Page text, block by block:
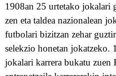
1908an 25 urtetako jokalari
zen eta taldea nazionalean
futbolari bizitzan zehar
selekzio honetan jokatzeko.
jokalari karrera bukatu zuen